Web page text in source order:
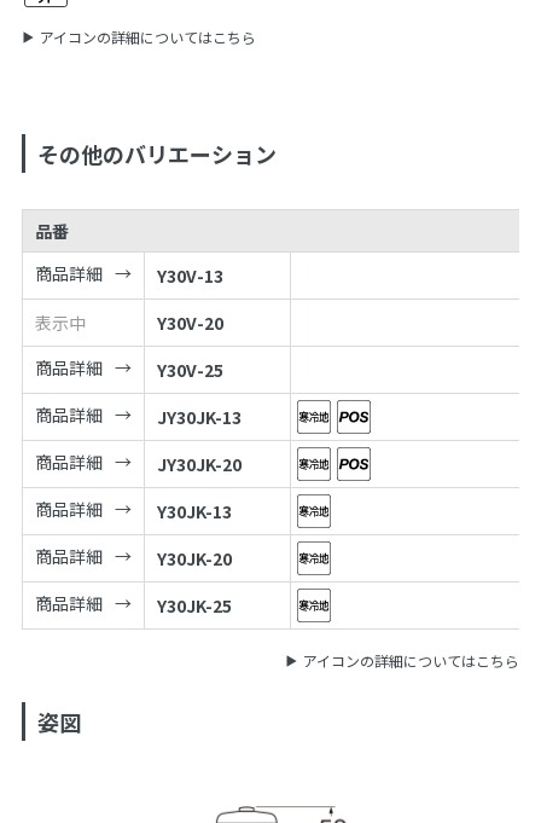
アイコンの詳細についてはこちら
その他のバリエーション
品番
商品詳細
Y30V-13
表示中
Y30V-20
商品詳細
Y30V-25
商品詳細
JY30JK-13
商品詳細
JY30JK-20
商品詳細
Y30JK-13
商品詳細
Y30JK-20
商品詳細
Y30JK-25
アイコンの詳細についてはこちら
姿図